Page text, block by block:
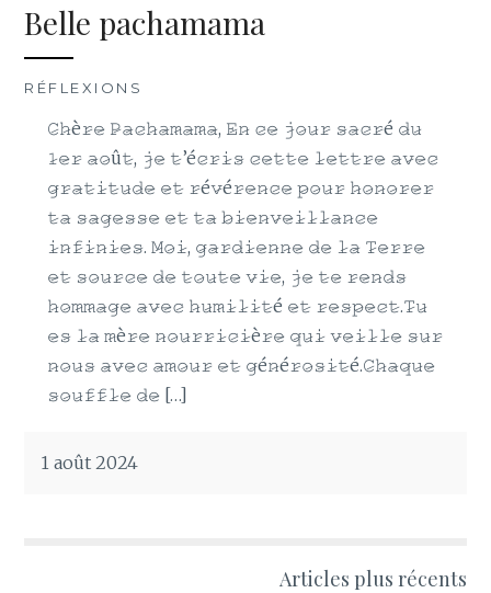
Belle pachamama
RÉFLEXIONS
𝙲̷𝚑̷è𝚛̷𝚎̷ 𝙿̷𝚊̷𝚌̷𝚑̷𝚊̷𝚖̷𝚊̷𝚖̷𝚊̷, 𝙴̷𝚗̷ 𝚌̷𝚎̷ 𝚓̷𝚘̷𝚞̷𝚛̷ 𝚜̷𝚊̷𝚌̷𝚛̷é 𝚍̷𝚞̷
𝟷̷𝚎̷𝚛̷ 𝚊̷𝚘̷û𝚝̷, 𝚓̷𝚎̷ 𝚝̷’é𝚌̷𝚛̷𝚒̷𝚜̷ 𝚌̷𝚎̷𝚝̷𝚝̷𝚎̷ 𝚕̷𝚎̷𝚝̷𝚝̷𝚛̷𝚎̷ 𝚊̷𝚟̷𝚎̷𝚌̷
𝚐̷𝚛̷𝚊̷𝚝̷𝚒̷𝚝̷𝚞̷𝚍̷𝚎̷ 𝚎̷𝚝̷ 𝚛̷é𝚟̷é𝚛̷𝚎̷𝚗̷𝚌̷𝚎̷ 𝚙̷𝚘̷𝚞̷𝚛̷ 𝚑̷𝚘̷𝚗̷𝚘̷𝚛̷𝚎̷𝚛̷
𝚝̷𝚊̷ 𝚜̷𝚊̷𝚐̷𝚎̷𝚜̷𝚜̷𝚎̷ 𝚎̷𝚝̷ 𝚝̷𝚊̷ 𝚋̷𝚒̷𝚎̷𝚗̷𝚟̷𝚎̷𝚒̷𝚕̷𝚕̷𝚊̷𝚗̷𝚌̷𝚎̷
𝚒̷𝚗̷𝚏̷𝚒̷𝚗̷𝚒̷𝚎̷𝚜̷. 𝙼̷𝚘̷𝚒̷, 𝚐̷𝚊̷𝚛̷𝚍̷𝚒̷𝚎̷𝚗̷𝚗̷𝚎̷ 𝚍̷𝚎̷ 𝚕̷𝚊̷ 𝚃̷𝚎̷𝚛̷𝚛̷𝚎̷
𝚎̷𝚝̷ 𝚜̷𝚘̷𝚞̷𝚛̷𝚌̷𝚎̷ 𝚍̷𝚎̷ 𝚝̷𝚘̷𝚞̷𝚝̷𝚎̷ 𝚟̷𝚒̷𝚎̷, 𝚓̷𝚎̷ 𝚝̷𝚎̷ 𝚛̷𝚎̷𝚗̷𝚍̷𝚜̷
𝚑̷𝚘̷𝚖̷𝚖̷𝚊̷𝚐̷𝚎̷ 𝚊̷𝚟̷𝚎̷𝚌̷ 𝚑̷𝚞̷𝚖̷𝚒̷𝚕̷𝚒̷𝚝̷é 𝚎̷𝚝̷ 𝚛̷𝚎̷𝚜̷𝚙̷𝚎̷𝚌̷𝚝̷.𝚃̷𝚞̷
𝚎̷𝚜̷ 𝚕̷𝚊̷ 𝚖̷è𝚛̷𝚎̷ 𝚗̷𝚘̷𝚞̷𝚛̷𝚛̷𝚒̷𝚌̷𝚒̷è𝚛̷𝚎̷ 𝚚̷𝚞̷𝚒̷ 𝚟̷𝚎̷𝚒̷𝚕̷𝚕̷𝚎̷ 𝚜̷𝚞̷𝚛̷
𝚗̷𝚘̷𝚞̷𝚜̷ 𝚊̷𝚟̷𝚎̷𝚌̷ 𝚊̷𝚖̷𝚘̷𝚞̷𝚛̷ 𝚎̷𝚝̷ 𝚐̷é𝚗̷é𝚛̷𝚘̷𝚜̷𝚒̷𝚝̷é.𝙲̷𝚑̷𝚊̷𝚚̷𝚞̷𝚎̷
𝚜̷𝚘̷𝚞̷𝚏̷𝚏̷𝚕̷𝚎̷ 𝚍̷𝚎̷ […]
1 août 2024
Articles plus récents